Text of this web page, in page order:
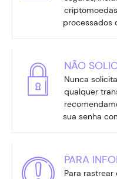
processados
NÃO
Nunca
qualquer
sua senha
PARA
Para